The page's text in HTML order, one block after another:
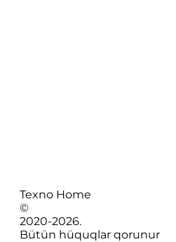
Texno Home
©
2020-2026.
Bütün hüquqlar qorunur